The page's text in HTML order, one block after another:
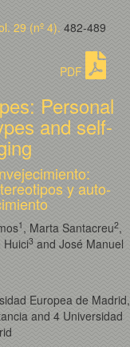
29 (nº 4). 482-489
PDF
Personal
and self-
y auto-
1 , Marta Santacreu2,
Huici3 and José Manuel
Europea de Madrid,
and 4 Universidad